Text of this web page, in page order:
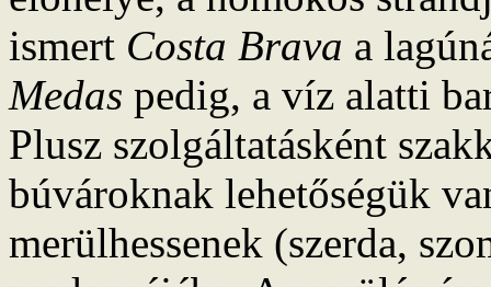
ismert Costa Brava a
Medas pedig, a víz alatti
Plusz szolgáltatásként
búvároknak lehetőségük
merülhessenek (szerda,